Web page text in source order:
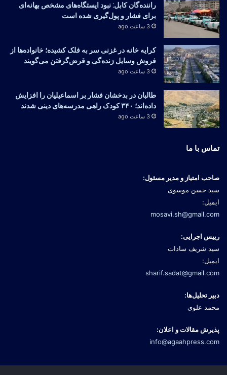
راننده‌گان کابل: نبود ایستگاه‌های مشخص بهانه‌ای
برای فشار و پول‌گیری شده است
3 ساعت ago
کرایه خانه در غزنی سر به فلک کشیده؛ خانواده‌ها از
فروش وسایل زنده‌گی و قرض‌گرفتن می‌گویند
3 ساعت ago
طالبان در بدخشان فشار بر اسماعیلیان را افزایش
داده‌اند؛ ۳۴۰ کودک راهی مدرسه‌های دینی شدند
3 ساعت ago
تماس با ما
صاحب امتیاز و مدیر مسئول:
سید حسن موسوی
ایمیل:
mosavi.sh@gmail.com
رییس اجرایی:
سید شریف سادات
ایمیل:
sharif.sadat@gmail.com
دبیر تحلیل‌ها:
محمد علوی
پذیرش مقالات و اعلان:
info@agaahpress.com